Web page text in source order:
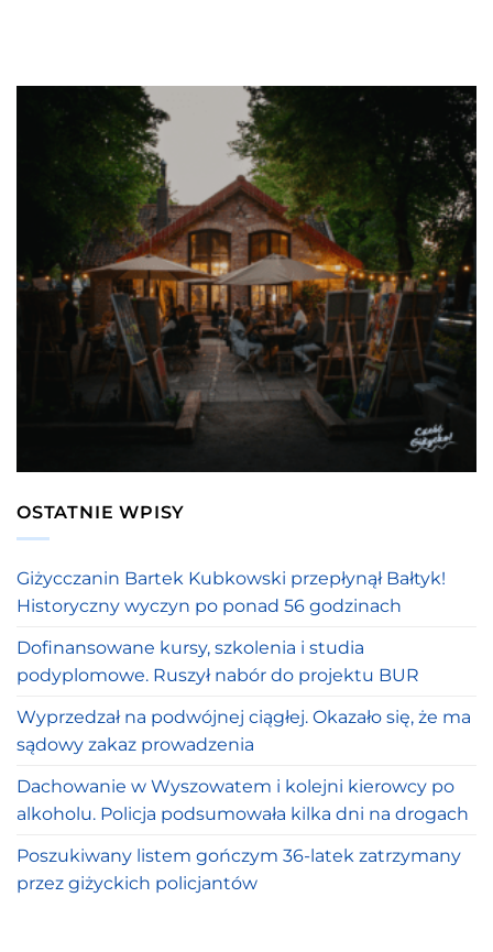
OSTATNIE WPISY
Giżycczanin Bartek Kubkowski przepłynął Bałtyk!
Historyczny wyczyn po ponad 56 godzinach
Dofinansowane kursy, szkolenia i studia
podyplomowe. Ruszył nabór do projektu BUR
Wyprzedzał na podwójnej ciągłej. Okazało się, że ma
sądowy zakaz prowadzenia
Dachowanie w Wyszowatem i kolejni kierowcy po
alkoholu. Policja podsumowała kilka dni na drogach
Poszukiwany listem gończym 36-latek zatrzymany
przez giżyckich policjantów